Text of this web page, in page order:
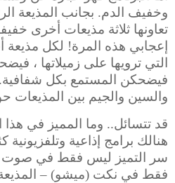
وخفيف الدم. بجانب المذيعة
تعاونها ثلاثة مذيعات أخرى
إعجابي هذه المرة! لكل مذيعة
التي ترويها على زميلاتها ،
فيضحكن المستمع بكل شفافية.
والسين والجيم بين المذيعات
قد تتسائل.. وما المميز في هذا
هنالك برامج إذاعية
سر التميز ليس فقط في صوت
فقط في نكت (ميشو) –